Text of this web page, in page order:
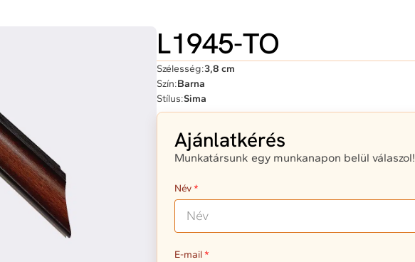
L1945-TO
Szélesség:3,8 cm
Szín:Barna
Stílus:Sima
Ajánlatkérés
Munkatársunk egy munkanapon belül válaszol!
Név
E-mail